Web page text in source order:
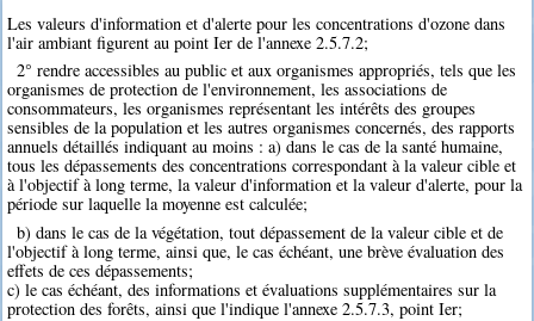
Les valeurs d'information et d'alerte pour les concentrations d'ozone dans
l'air ambiant figurent au point Ier de l'annexe 2.5.7.2;
2° rendre accessibles au public et aux organismes appropriés, tels que les
organismes de protection de l'environnement, les associations de
consommateurs, les organismes représentant les intérêts des groupes
sensibles de la population et les autres organismes concernés, des rapports
annuels détaillés indiquant au moins : a) dans le cas de la santé humaine,
tous les dépassements des concentrations correspondant à la valeur cible et
à l'objectif à long terme, la valeur d'information et la valeur d'alerte, pour la
période sur laquelle la moyenne est calculée;
b) dans le cas de la végétation, tout dépassement de la valeur cible et de
l'objectif à long terme, ainsi que, le cas échéant, une brève évaluation des
effets de ces dépassements;
c) le cas échéant, des informations et évaluations supplémentaires sur la
protection des forêts, ainsi que l'indique l'annexe 2.5.7.3, point Ier;